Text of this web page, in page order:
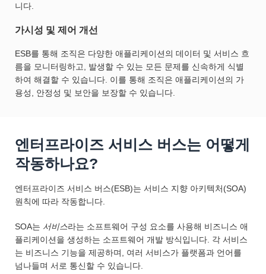
니다.
가시성 및 제어 개선
ESB를 통해 조직은 다양한 애플리케이션의 데이터 및 서비스 흐
름을 모니터링하고, 발생할 수 있는 모든 문제를 신속하게 식별
하여 해결할 수 있습니다. 이를 통해 조직은 애플리케이션의 가
용성, 안정성 및 보안을 보장할 수 있습니다.
엔터프라이즈 서비스 버스는 어떻게
작동하나요?
엔터프라이즈 서비스 버스(ESB)는 서비스 지향 아키텍처(SOA)
원칙에 따라 작동합니다.
SOA는 서비스라는 소프트웨어 구성 요소를 사용해 비즈니스 애
플리케이션을 생성하는 소프트웨어 개발 방식입니다. 각 서비스
는 비즈니스 기능을 제공하며, 여러 서비스가 플랫폼과 언어를
넘나들며 서로 통신할 수 있습니다.